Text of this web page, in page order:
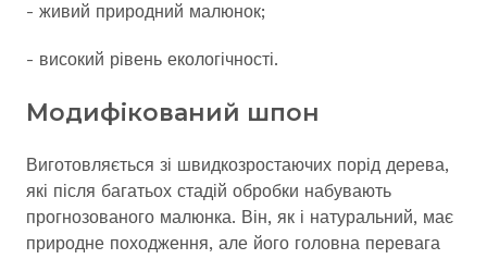
- живий природний малюнок;
- високий рівень екологічності.
Модифікований шпон
Виготовляється зі швидкозростаючих порід дерева,
які після багатьох стадій обробки набувають
прогнозованого малюнка. Він, як і натуральний, має
природне походження, але його головна перевага